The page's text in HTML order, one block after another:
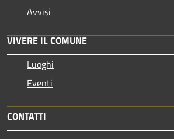
Avvisi
VIVERE IL COMUNE
Luoghi
Eventi
CONTATTI